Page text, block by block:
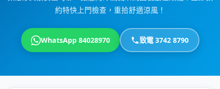
約特快上門檢查，重拾舒適涼風！
WhatsApp 84028970 致電 3742 8790